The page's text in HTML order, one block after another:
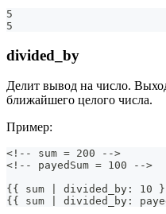
5
5
divided_by
Делит вывод на число.
ближайшего целого числа.
Пример:
<!-- sum = 200 -->
<!-- payedSum = 100 -->
{{ sum | divided_by: 10
{{ sum | divided_by: